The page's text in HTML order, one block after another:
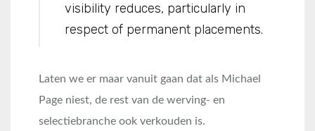
visibility reduces, particularly in
respect of permanent placements.
Laten we er maar vanuit gaan dat als Michael
Page niest, de rest van de werving- en
selectiebranche ook verkouden is.